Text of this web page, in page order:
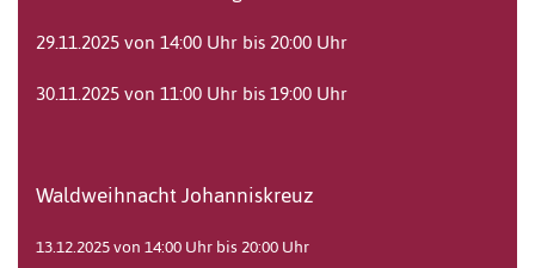
29.11.2025 von 14:00 Uhr bis 20:00 Uhr
30.11.2025 von 11:00 Uhr bis 19:00 Uhr
Waldweihnacht Johanniskreuz
13.12.2025 von 14:00 Uhr bis 20:00 Uhr